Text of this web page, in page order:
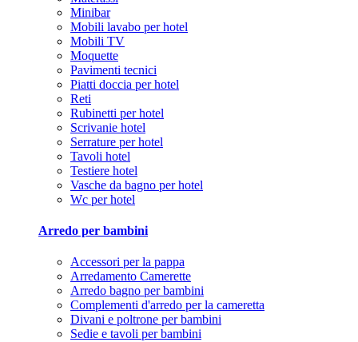
Minibar
Mobili lavabo per hotel
Mobili TV
Moquette
Pavimenti tecnici
Piatti doccia per hotel
Reti
Rubinetti per hotel
Scrivanie hotel
Serrature per hotel
Tavoli hotel
Testiere hotel
Vasche da bagno per hotel
Wc per hotel
Arredo per bambini
Accessori per la pappa
Arredamento Camerette
Arredo bagno per bambini
Complementi d'arredo per la cameretta
Divani e poltrone per bambini
Sedie e tavoli per bambini